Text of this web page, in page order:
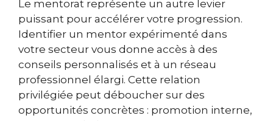
Le mentorat représente un autre levier
puissant pour accélérer votre progression.
Identifier un mentor expérimenté dans
votre secteur vous donne accès à des
conseils personnalisés et à un réseau
professionnel élargi. Cette relation
privilégiée peut déboucher sur des
opportunités concrètes : promotion interne,